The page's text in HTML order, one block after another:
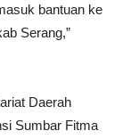
bantuan ke
Serang,”
Daerah
Sumbar Fitma